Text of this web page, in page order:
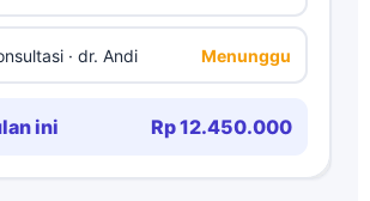
· dr. Andi Menunggu
ini Rp 12.450.000